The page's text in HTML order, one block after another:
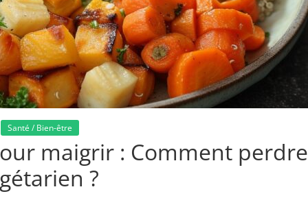
Santé / Bien-être
maigrir : Comment perdre
?